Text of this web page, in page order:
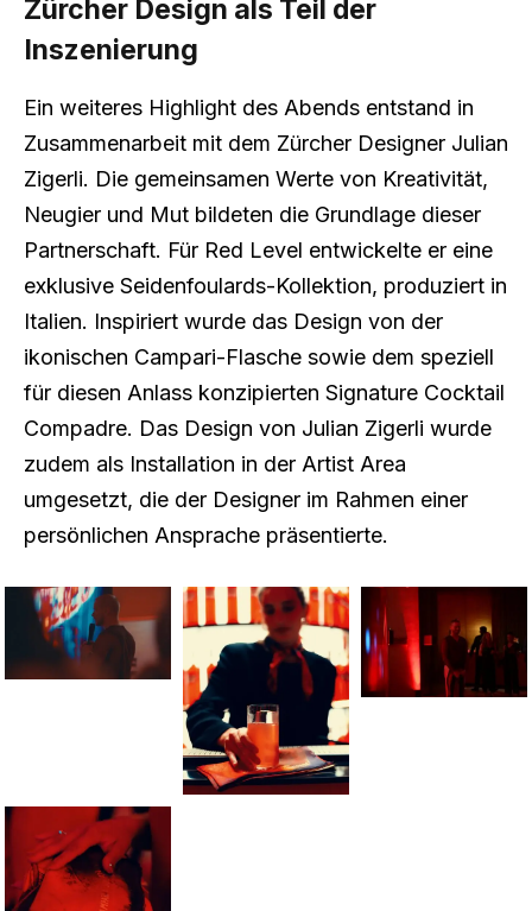
Zürcher Design als Teil der
Inszenierung
Ein weiteres Highlight des Abends entstand in
Zusammenarbeit mit dem Zürcher Designer Julian
Zigerli. Die gemeinsamen Werte von Kreativität,
Neugier und Mut bildeten die Grundlage dieser
Partnerschaft. Für Red Level entwickelte er eine
exklusive Seidenfoulards-Kollektion, produziert in
Italien. Inspiriert wurde das Design von der
ikonischen Campari-Flasche sowie dem speziell
für diesen Anlass konzipierten Signature Cocktail
Compadre. Das Design von Julian Zigerli wurde
zudem als Installation in der Artist Area
umgesetzt, die der Designer im Rahmen einer
persönlichen Ansprache präsentierte.